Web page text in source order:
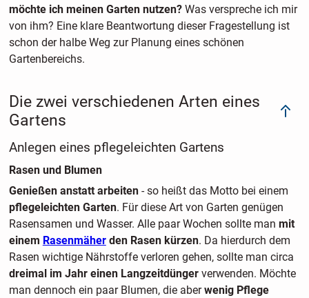
möchte ich meinen Garten nutzen?Was verspreche ich mir
von ihm? Eine klare Beantwortung dieser Fragestellung ist
schon der halbe Weg zur Planung eines schönen
Gartenbereichs.
Die zwei verschiedenen Arten eines
Gartens
Anlegen eines pflegeleichten Gartens
Rasen und Blumen
Genießen anstatt arbeiten- so heißt das Motto bei einem
pflegeleichten Garten. Für diese Art von Garten genügen
Rasensamen und Wasser. Alle paar Wochen sollte man mit
einem Rasenmäher den Rasen kürzen. Da hierdurch dem
Rasen wichtige Nährstoffe verloren gehen, sollte man circa
dreimal im Jahr einen Langzeitdüngerverwenden. Möchte
man dennoch ein paar Blumen, die aberwenig Pflege